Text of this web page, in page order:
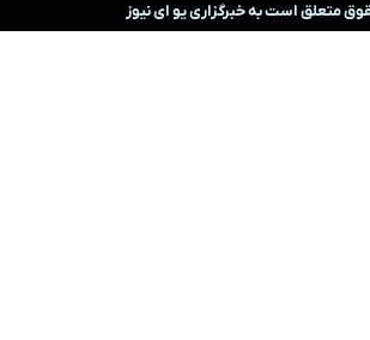
متعلق است به خبرگزاری یو ای نیوز